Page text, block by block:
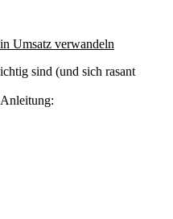
Umsatz verwandeln
sind (und sich rasant